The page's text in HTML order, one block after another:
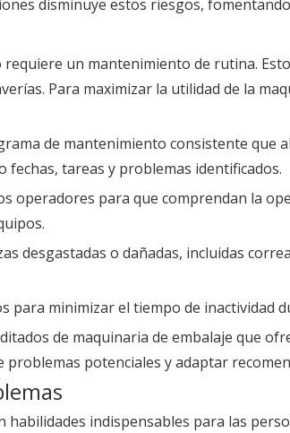
disminuye estos riesgos,
un mantenimiento de rutina.
Para maximizar la utilidad de la
de mantenimiento consistente que
fechas, tareas y problemas identificados.
operadores para que comprendan la
desgastadas o dañadas, incluidas
para minimizar el tiempo de inactividad
de maquinaria de embalaje que
potenciales y adaptar
indispensables para las